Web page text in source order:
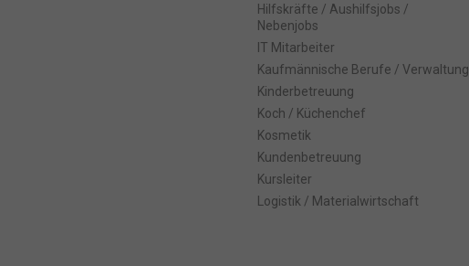
Hilfskräfte / Aushilfsjobs /
Nebenjobs
IT Mitarbeiter
Kaufmännische Berufe / Verwaltung
Kinderbetreuung
Koch / Küchenchef
Kosmetik
Kundenbetreuung
Kursleiter
Logistik / Materialwirtschaft
Marketing-Cookies werden von Drittanbietern oder Publishern verwendet, um
personalisierte Werbung anzuzeigen. Sie tun dies, indem sie Besucher über Websites
Cookie-Informationen anzeigen